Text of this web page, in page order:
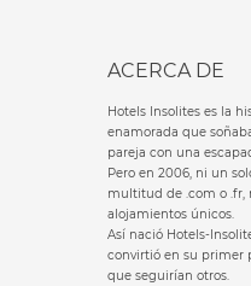
ACERCA DE
Hotels Insolites es la
enamorada que
pareja con una
Pero en 2006, ni un
multitud de .com o .fr,
alojamientos únicos.
Así nació Hotels-
convirtió en su primer
que seguirían otros.